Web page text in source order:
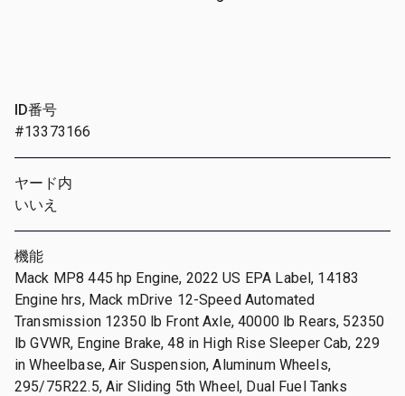
ID番号
#13373166
ヤード内
いいえ
機能
Mack MP8 445 hp Engine, 2022 US EPA Label, 14183
Engine hrs, Mack mDrive 12-Speed Automated
Transmission 12350 lb Front Axle, 40000 lb Rears, 52350
lb GVWR, Engine Brake, 48 in High Rise Sleeper Cab, 229
in Wheelbase, Air Suspension, Aluminum Wheels,
295/75R22.5, Air Sliding 5th Wheel, Dual Fuel Tanks